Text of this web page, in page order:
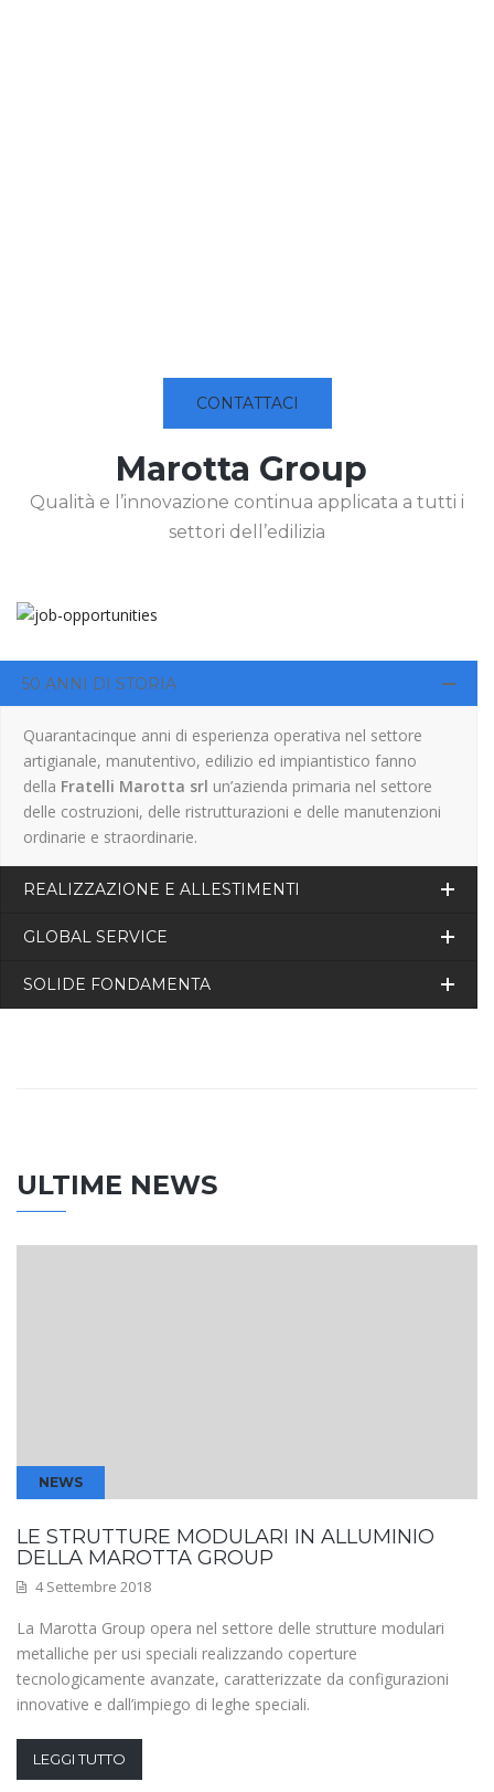
CONTATTACI
Marotta Group
Qualità e l’innovazione continua applicata a tutti i
settori dell’edilizia
50 ANNI DI STORIA
Quarantacinque anni di esperienza operativa nel settore
artigianale, manutentivo, edilizio ed impiantistico fanno
della Fratelli Marotta srl un’azienda primaria nel settore
delle costruzioni, delle ristrutturazioni e delle manutenzioni
ordinarie e straordinarie.
REALIZZAZIONE E ALLESTIMENTI
GLOBAL SERVICE
SOLIDE FONDAMENTA
ULTIME NEWS
NEWS
LE STRUTTURE MODULARI IN ALLUMINIO
DELLA MAROTTA GROUP
4 Settembre 2018
La Marotta Group opera nel settore delle strutture modulari
metalliche per usi speciali realizzando coperture
tecnologicamente avanzate, caratterizzate da configurazioni
innovative e dall’impiego di leghe speciali.
LEGGI TUTTO